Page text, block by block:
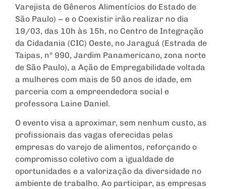
Varejista de Gêneros Alimentícios do Estado de
São Paulo) − e o Coexistir irão realizar no dia
19/03, das 10h às 15h, no Centro de Integração
da Cidadania (CIC) Oeste, no Jaraguá (Estrada de
Taipas, nº 990, Jardim Panamericano, zona norte
de São Paulo), a Ação de Empregabilidade voltada
a mulheres com mais de 50 anos de idade, em
parceria com a empreendedora social e
professora Laine Daniel.
O evento visa a aproximar, sem nenhum custo, as
profissionais das vagas oferecidas pelas
empresas do varejo de alimentos, reforçando o
compromisso coletivo com a igualdade de
oportunidades e a valorização da diversidade no
ambiente de trabalho. Ao participar, as empresas